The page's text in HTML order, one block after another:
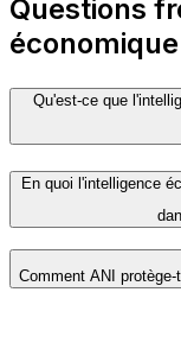
Questions
Qu'est-ce que
En quoi l'intelligence
Comment ANI